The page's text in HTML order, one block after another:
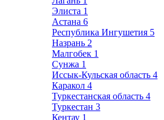
Элиста 1
Астана 6
Республика Ингушетия 5
Назрань 2
Малгобек 1
Сунжа 1
Иссык-Кульская область 4
Каракол 4
Туркестанская область 4
Туркестан 3
Кентау 1